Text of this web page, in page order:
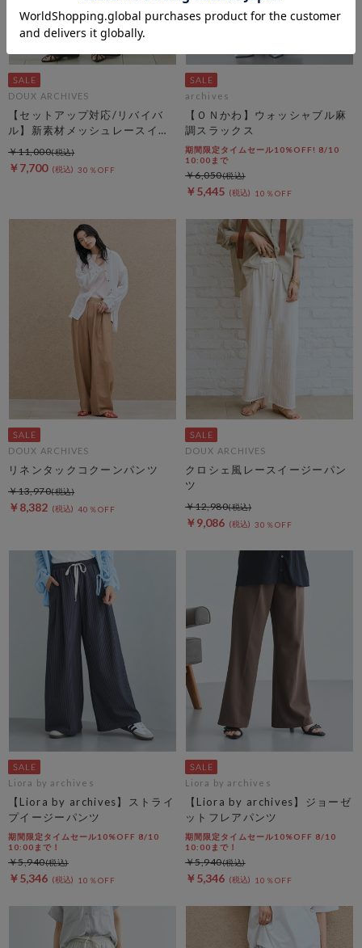
DOUX ARCHIVES
【セットアップ対応/リバイバ
ル】新素材メッシュレースイー
ジーパンツ
￥7,700 30％OFF
￥11,000
archives
【ＯＮかわ】ウォッシャブル麻
調スラックス
期間限定タイムセール10%OFF! 8/10
10:00まで
￥5,445 10％OFF
￥6,050
DOUX ARCHIVES
リネンタックコクーンパンツ
￥8,382 40％OFF
￥13,970
DOUX ARCHIVES
クロシェ風レースイージーパン
ツ
￥9,086 30％OFF
￥12,980
Liora by archives
【Liora by archives】ストライ
プイージーパンツ
期間限定タイムセール10%OFF 8/10
10:00まで！
￥5,346 10％OFF
￥5,940
Liora by archives
【Liora by archives】ジョーゼ
ットフレアパンツ
期間限定タイムセール10%OFF 8/10
10:00まで！
￥5,346 10％OFF
￥5,940